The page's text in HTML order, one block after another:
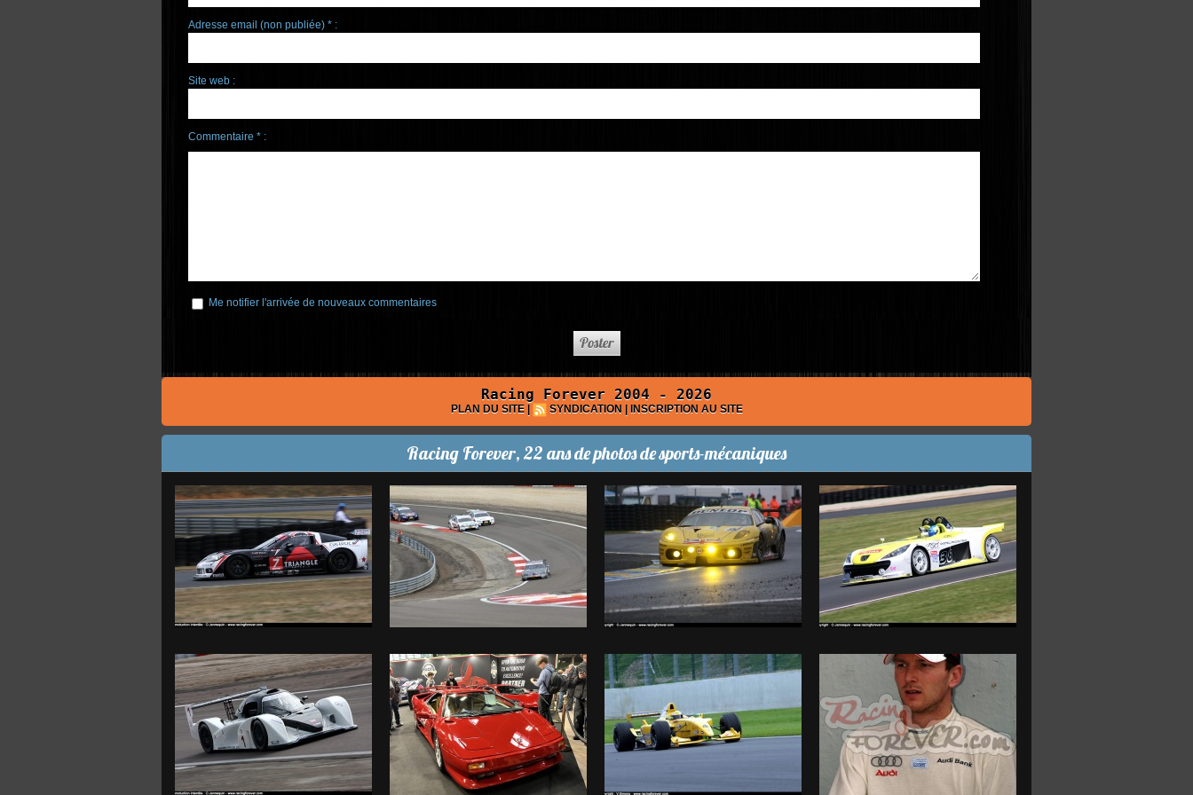
Adresse email (non publiée) * :
Site web :
Commentaire * :
Me notifier l'arrivée de nouveaux commentaires
Racing Forever 2004 - 2026
PLAN DU SITE | SYNDICATION | INSCRIPTION AU SITE
Racing Forever, 22 ans de photos de sports-mécaniques